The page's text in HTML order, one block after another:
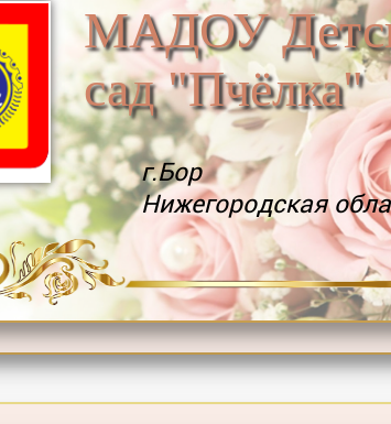
МАДОУ
сад "Пчёлка"
г.Бор
Нижегородская